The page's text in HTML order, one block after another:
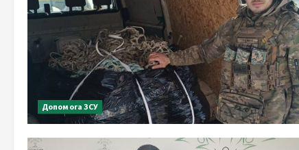
Допомога ЗСУ